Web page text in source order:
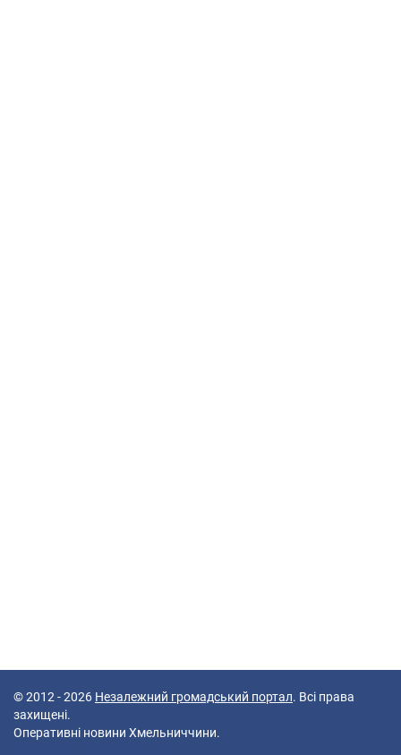
© 2012 - 2026 Незалежний громадський портал. Всі права
захищені.
Оперативні новини Хмельниччини.